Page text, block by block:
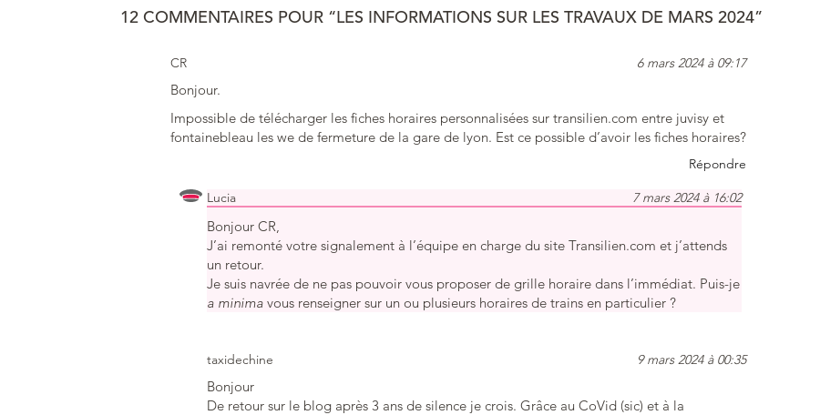
12 COMMENTAIRES POUR “LES INFORMATIONS SUR LES TRAVAUX DE MARS 2024”
CR 6 mars 2024 à 09:17
Bonjour.
Impossible de télécharger les fiches horaires personnalisées sur transilien.com entre juvisy et
fontainebleau les we de fermeture de la gare de lyon. Est ce possible d’avoir les fiches horaires?
Répondre
Lucia 7 mars 2024 à 16:02
Bonjour CR,
J’ai remonté votre signalement à l’équipe en charge du site Transilien.com et j’attends
un retour.
Je suis navrée de ne pas pouvoir vous proposer de grille horaire dans l’immédiat. Puis-je
a minima vous renseigner sur un ou plusieurs horaires de trains en particulier ?
taxidechine 9 mars 2024 à 00:35
Bonjour
De retour sur le blog après 3 ans de silence je crois. Grâce au CoVid (sic) et à la